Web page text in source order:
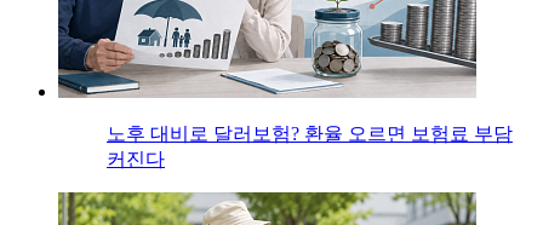
노후 대비로 달러보험? 환율 오르면 보험료 부담
커진다